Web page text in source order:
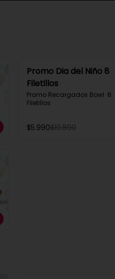
Promo Dia del Niño 8
Filetillos​
Promo Recargados Bowl  8
Filetillos
$5.990$10.890